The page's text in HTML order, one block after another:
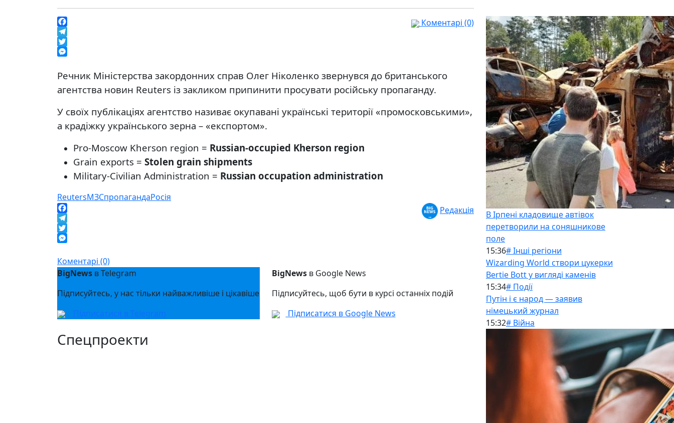
Facebook
Telegram
Twitter
Коментарі (0)
Речник Міністерства закордонних справ Олег Ніколенко звернувся до британського
агентства новин Reuters із закликом припинити просувати російську пропаганду.
У своїх публікаціях агентство називає окупавані українські території «промосковськими»,
а крадіжку українського зерна – «експортом».
Pro-Moscow Kherson region = Russian-occupied Kherson region
Grain exports = Stolen grain shipments
Military-Civilian Administration = Russian occupation administration
ReutersМЗСпропагандаРосія
Facebook
Telegram
Twitter
Редакція
Коментарі (0)
BigNews в Telegram
Підписуйтесь, у нас тільки найважливіше і цікавіше
Підписатися в Telegram
BigNewsв Google News
Підписуйтесь, щоб бути в курсі останніх подій
Підписатися в Google News
Спецпроекти
В Ірпені кладовище автівок
перетворили на соняшникове
поле
15:36# Інші регіони
Wizarding World створи цукерки
Bertie Bott у вигляді каменів
15:34# Події
Путін і є народ — заявив
німецький журнал
15:32# Війна